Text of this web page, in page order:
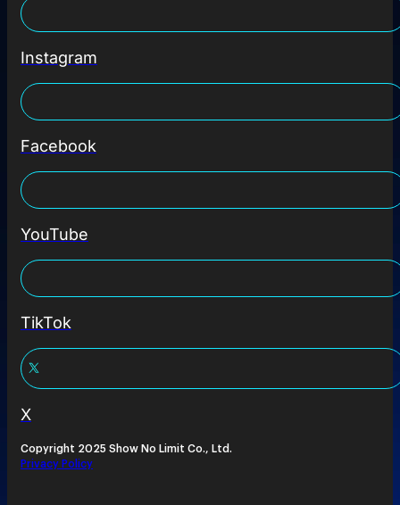
Instagram
Facebook
YouTube
TikTok
X
Copyright 2025 Show No Limit Co., Ltd.
Privacy Policy